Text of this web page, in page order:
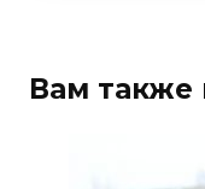
Вам также